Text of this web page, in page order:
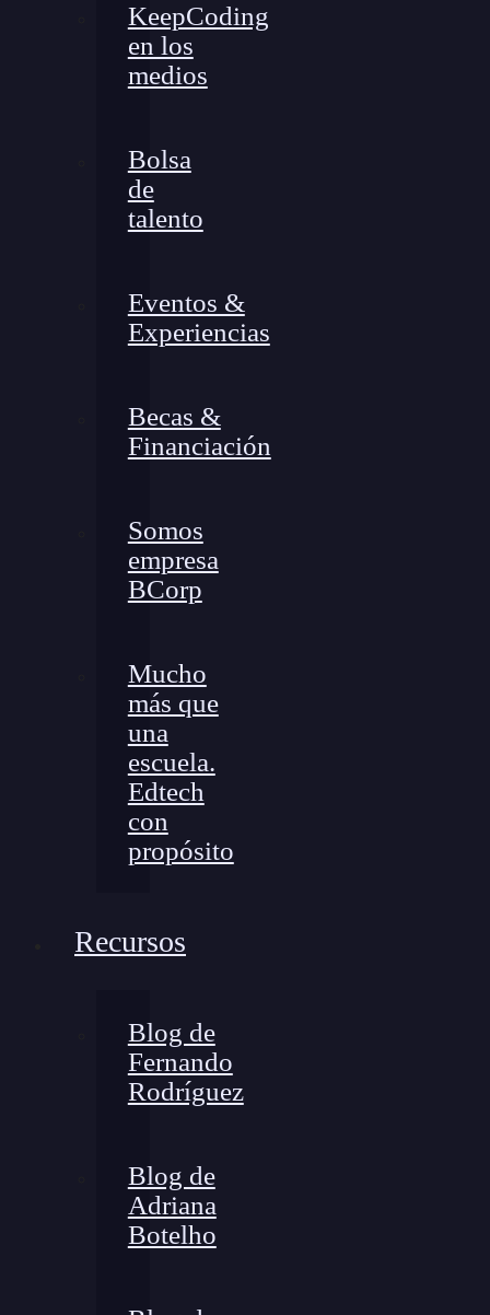
KeepCoding
en los
medios
Bolsa
de
talento
Eventos &
Experiencias
Becas &
Financiación
Somos
empresa
BCorp
Mucho
más que
una
escuela.
Edtech
con
propósito
Recursos
Blog de
Fernando
Rodríguez
Blog de
Adriana
Botelho